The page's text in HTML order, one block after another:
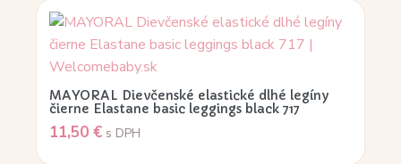
MAYORAL Dievčenské elastické dlhé legíny
čierne Elastane basic leggings black 717
11,50 € s DPH